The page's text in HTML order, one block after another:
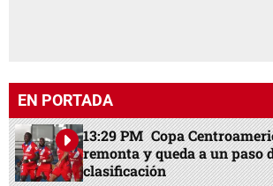
EN PORTADA
13:29 PM Copa
remonta y queda a un paso
clasificación